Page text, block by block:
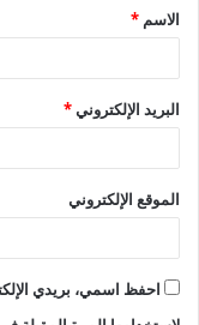
*
الاسم *
البريد الإلكتروني*
الموقع الإلكتروني
احفظ اسمي، بريدي